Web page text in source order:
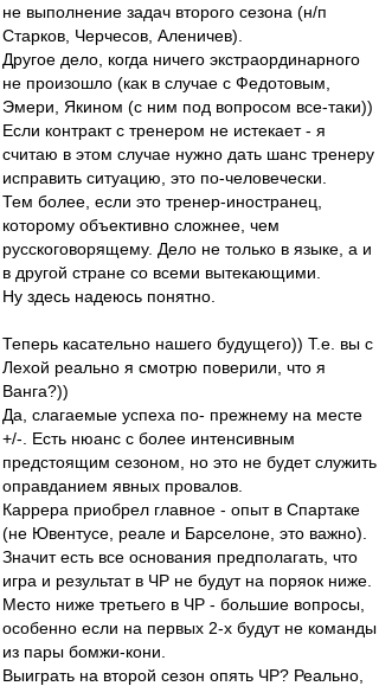
не выполнение задач второго сезона (н/п
Старков, Черчесов, Аленичев).
Другое дело, когда ничего экстраординарного
не произошло (как в случае с Федотовым,
Эмери, Якином (с ним под вопросом все-таки))
Если контракт с тренером не истекает - я
считаю в этом случае нужно дать шанс тренеру
исправить ситуацию, это по-человечески.
Тем более, если это тренер-иностранец,
которому объективно сложнее, чем
русскоговорящему. Дело не только в языке, а и
в другой стране со всеми вытекающими.
Ну здесь надеюсь понятно.
Теперь касательно нашего будущего)) Т.е. вы с
Лехой реально я смотрю поверили, что я
Ванга?))
Да, слагаемые успеха по- прежнему на месте
+/-. Есть нюанс с более интенсивным
предстоящим сезоном, но это не будет служить
оправданием явных провалов.
Каррера приобрел главное - опыт в Спартаке
(не Ювентусе, реале и Барселоне, это важно).
Значит есть все основания предполагать, что
игра и результат в ЧР не будут на поряок ниже.
Место ниже третьего в ЧР - большие вопросы,
особенно если на первых 2-х будут не команды
из пары бомжи-кони.
Выиграть на второй сезон опять ЧР? Реально,